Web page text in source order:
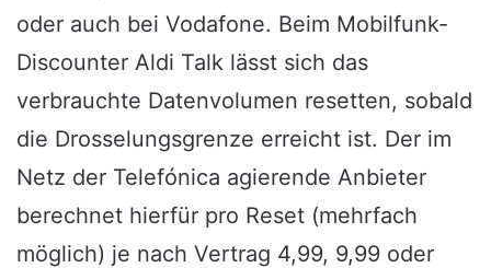
oder auch bei Vodafone. Beim Mobilfunk-
Discounter Aldi Talk lässt sich das
verbrauchte Datenvolumen resetten, sobald
die Drosselungsgrenze erreicht ist. Der im
Netz der Telefónica agierende Anbieter
berechnet hierfür pro Reset (mehrfach
möglich) je nach Vertrag 4,99, 9,99 oder